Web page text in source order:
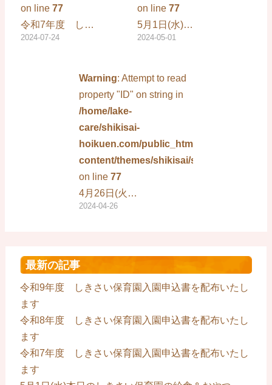
on line 77
令和7年度 し…
2024-07-24
on line 77
5月1日(水)…
2024-05-01
Warning: Attempt to read
property "ID" on string in
/home/lake-
care/shikisai-
hoikuen.com/public_html/wp-
content/themes/shikisai/single.php
on line 77
4月26日(火…
2024-04-26
最新の記事
令和9年度 しきさい保育園入園申込書を配布いたし
ます
令和8年度 しきさい保育園入園申込書を配布いたし
ます
令和7年度 しきさい保育園入園申込書を配布いたし
ます